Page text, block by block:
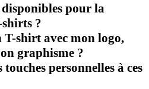
disponibles pour la
?
shirt avec mon logo,
graphisme ?
personnelles à ces